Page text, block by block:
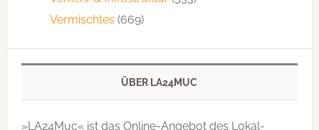
Vermischtes (669)
ÜBER LA24MUC
»LA24Muc« ist das Online-Angebot des Lokal-